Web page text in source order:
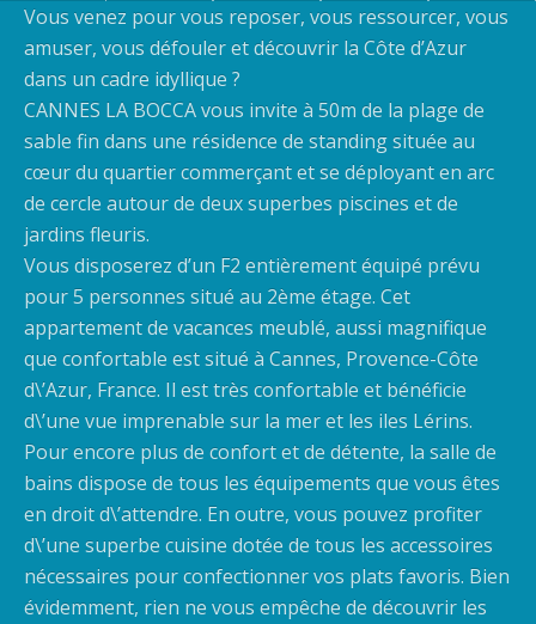
Vous venez pour vous reposer, vous ressourcer, vous
amuser, vous défouler et découvrir la Côte d’Azur
dans un cadre idyllique ?
CANNES LA BOCCA vous invite à 50m de la plage de
sable fin dans une résidence de standing située au
cœur du quartier commerçant et se déployant en arc
de cercle autour de deux superbes piscines et de
jardins fleuris.
Vous disposerez d’un F2 entièrement équipé prévu
pour 5 personnes situé au 2ème étage. Cet
appartement de vacances meublé, aussi magnifique
que confortable est situé à Cannes, Provence-Côte
d\’Azur, France. Il est très confortable et bénéficie
d\’une vue imprenable sur la mer et les iles Lérins.
Pour encore plus de confort et de détente, la salle de
bains dispose de tous les équipements que vous êtes
en droit d\’attendre. En outre, vous pouvez profiter
d\’une superbe cuisine dotée de tous les accessoires
nécessaires pour confectionner vos plats favoris. Bien
évidemment, rien ne vous empêche de découvrir les